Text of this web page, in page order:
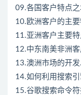
09.各国客户特点
10.欧洲客户的主
11.亚洲客户主要
12.中东南美非洲
13.澳洲市场的开
14.如何利用搜索
15.谷歌搜索命令